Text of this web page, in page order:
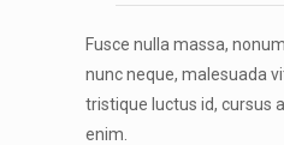
Fusce nulla massa,
nunc neque, malesuada
tristique luctus id, cursus
enim.